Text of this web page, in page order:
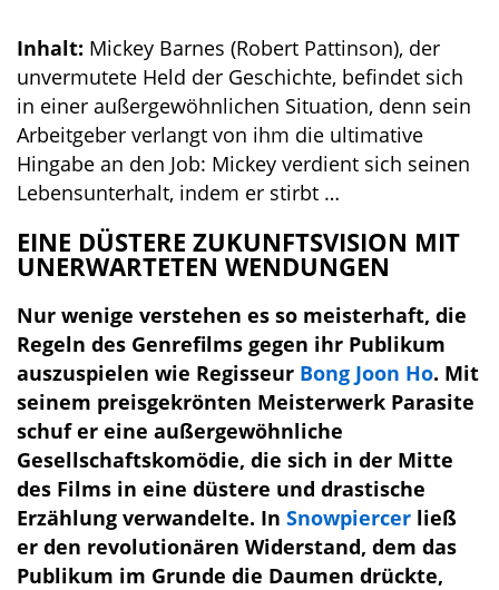
Inhalt: Mickey Barnes (Robert Pattinson), der
unvermutete Held der Geschichte, befindet sich
in einer außergewöhnlichen Situation, denn sein
Arbeitgeber verlangt von ihm die ultimative
Hingabe an den Job: Mickey verdient sich seinen
Lebensunterhalt, indem er stirbt …
EINE DÜSTERE ZUKUNFTSVISION MIT
UNERWARTETEN WENDUNGEN
Nur wenige verstehen es so meisterhaft, die
Regeln des Genrefilms gegen ihr Publikum
auszuspielen wie Regisseur Bong Joon Ho. Mit
seinem preisgekrönten Meisterwerk Parasite
schuf er eine außergewöhnliche
Gesellschaftskomödie, die sich in der Mitte
des Films in eine düstere und drastische
Erzählung verwandelte. In Snowpiercer ließ
er den revolutionären Widerstand, dem das
Publikum im Grunde die Daumen drückte,